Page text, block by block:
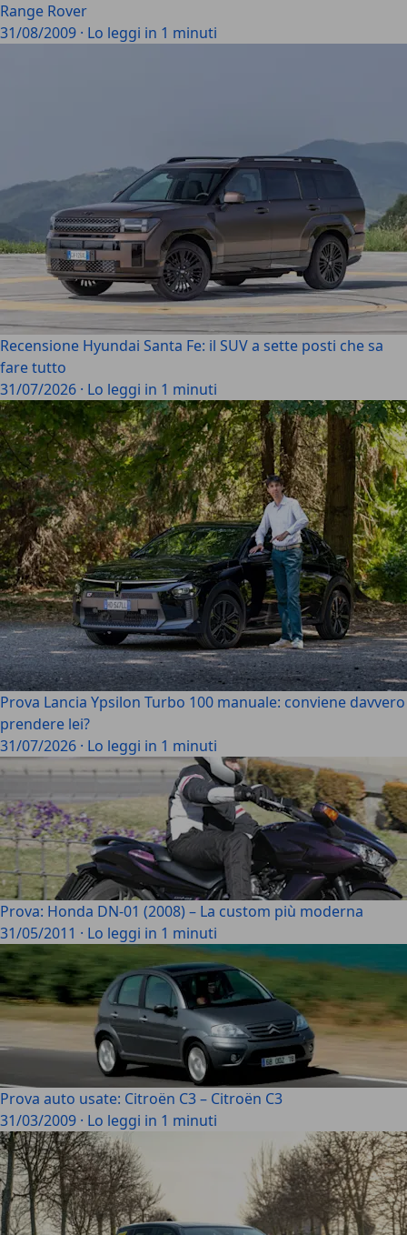
Range Rover
31/08/2009 · Lo leggi in 1 minuti
Recensione Hyundai Santa Fe: il SUV a sette posti che sa
fare tutto
31/07/2026 · Lo leggi in 1 minuti
Prova Lancia Ypsilon Turbo 100 manuale: conviene davvero
prendere lei?
31/07/2026 · Lo leggi in 1 minuti
Prova: Honda DN-01 (2008) – La custom più moderna
31/05/2011 · Lo leggi in 1 minuti
Prova auto usate: Citroën C3 – Citroën C3
31/03/2009 · Lo leggi in 1 minuti